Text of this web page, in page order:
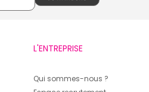
L'ENTREPRISE
Qui sommes-nous ?